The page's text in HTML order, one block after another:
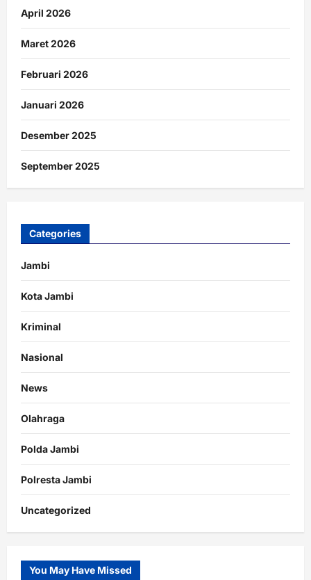
April 2026
Maret 2026
Februari 2026
Januari 2026
Desember 2025
September 2025
Categories
Jambi
Kota Jambi
Kriminal
Nasional
News
Olahraga
Polda Jambi
Polresta Jambi
Uncategorized
You May Have Missed